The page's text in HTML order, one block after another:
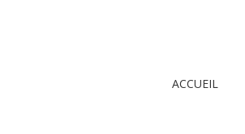
ACCUEIL